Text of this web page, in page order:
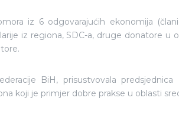
iz 6 odgovarajućih ekonomija
iz regiona, SDC-a, druge donatore u
BiH, prisustvovala
koji je primjer dobre prakse u oblasti